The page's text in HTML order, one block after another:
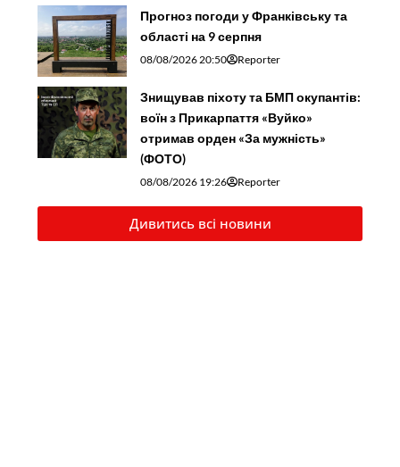
Прогноз погоди у Франківську та
області на 9 серпня
08/08/2026 20:50 Reporter
Знищував піхоту та БМП окупантів:
воїн з Прикарпаття «Вуйко»
отримав орден «За мужність»
(ФОТО)
08/08/2026 19:26 Reporter
Дивитись всі новини